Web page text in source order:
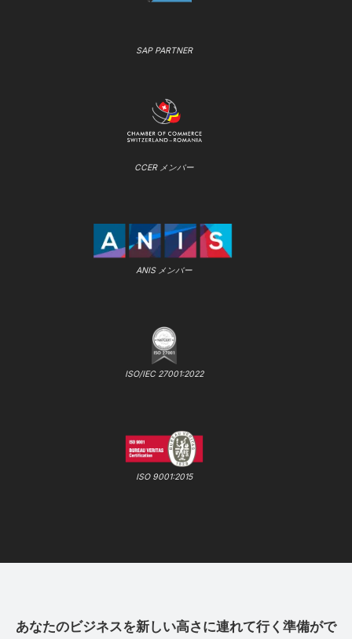
SAP PARTNER
CCER メンバー
ANIS メンバー
ISO/IEC 27001:2022
ISO 9001:2015
あなたのビジネスを新しい高さに連れて行く準備がで